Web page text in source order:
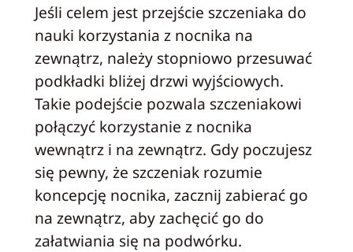
Jeśli celem jest przejście szczeniaka do
nauki korzystania z nocnika na
zewnątrz, należy stopniowo przesuwać
podkładki bliżej drzwi wyjściowych.
Takie podejście pozwala szczeniakowi
połączyć korzystanie z nocnika
wewnątrz i na zewnątrz. Gdy poczujesz
się pewny, że szczeniak rozumie
koncepcję nocnika, zacznij zabierać go
na zewnątrz, aby zachęcić go do
załatwiania się na podwórku.